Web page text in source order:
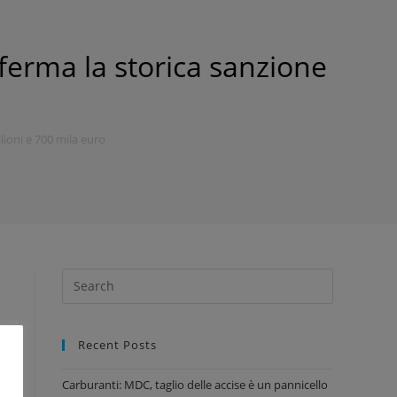
la storica sanzione
e 700 mila euro
Recent Posts
Carburanti: MDC, taglio delle accise è un pannicello